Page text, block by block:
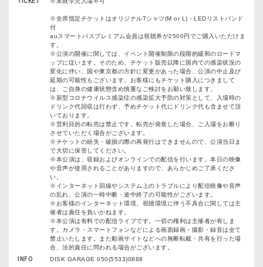
※全席指定チケットはオリジナルTシャツ(M or L)・LEDリストバンド
付
auスマートパスプレミアム会員は視聴券が2500円でご購入いただけま
す。
※公演の開催に関しては、イベント開催制限の段階的緩和のロードマ
ップに従います。そのため、チケット販売以降に国内での感染状況の
変化に伴い、国や東京都の方針に変更があった場合、公演の中止及び
延期の可能性もございます。お客様にもチケット購入につきまして
は、ご自身の健康状態含め慎重なご検討をお願い致します。
※新型コロナウイルス感染症の感染拡大予防の対策として、入場時の
ドリンク代回収は行わず、予めチケット代にドリンク代も含ませて頂
いております。
※営利目的の転売は禁止です。転売が発覚した場合、ご入場をお断り
させていただく場合がございます。
※チケットの紛失・破損の際の再発行はできませんので、公演当日ま
で大切に保管してください。
※本公演は、収録およびオンラインでの配信を行います。本日の映像
や音声が使用されることがありますので、あらかじめご了承くださ
い。
※インターネット回線やシステム上のトラブルにより配信映像や音声
の乱れ、公演の一時中断・途中終了の可能性がございます。
※お客様のインターネット環境、視聴環境に伴う不具合に関しては主
催者は責任を負いかねます。
※本公演は有料での配信ライブです。一切の権利は主催者が有しま
す。カメラ・スマートフォンなどによる画面録画・撮影・録音は全て
禁止いたします。また動画サイトなどへの無断転載・共有を行った場
合、法的責任に問われる場合がございます。
INFO
DISK GARAGE 050(5533)0888